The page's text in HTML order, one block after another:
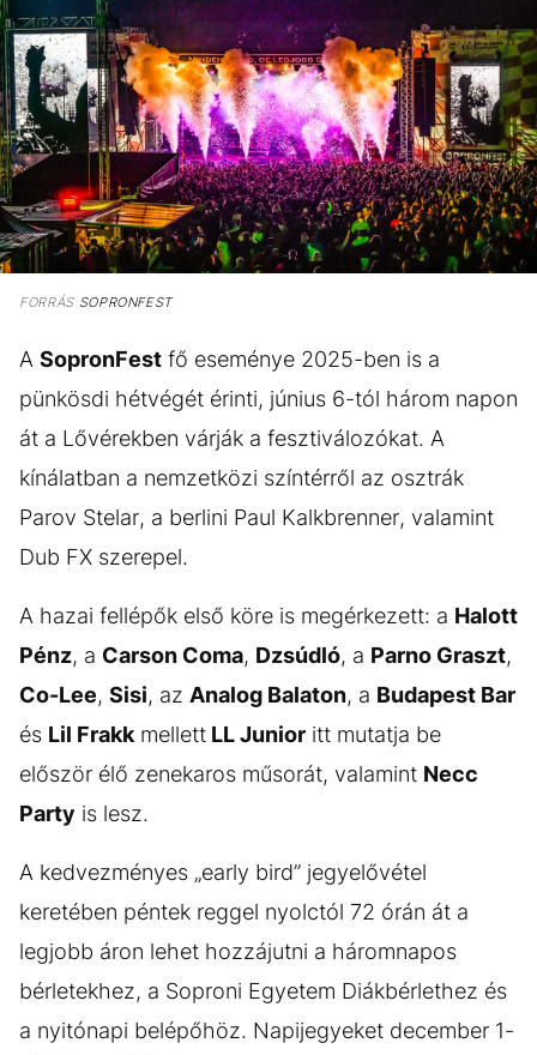
FORRÁSSOPRONFEST
A SopronFest fő eseménye 2025-ben is a
pünkösdi hétvégét érinti, június 6-tól három napon
át a Lővérekben várják a fesztiválozókat. A
kínálatban a nemzetközi színtérről az osztrák
Parov Stelar, a berlini Paul Kalkbrenner, valamint
Dub FX szerepel.
A hazai fellépők első köre is megérkezett: a Halott
Pénz, a Carson Coma, Dzsúdló, a Parno Graszt,
Co-Lee, Sisi, az Analog Balaton, a Budapest Bar
és Lil Frakk mellett LL Junior itt mutatja be
először élő zenekaros műsorát, valamint Necc
Party is lesz.
A kedvezményes „early bird” jegyelővétel
keretében péntek reggel nyolctól 72 órán át a
legjobb áron lehet hozzájutni a háromnapos
bérletekhez, a Soproni Egyetem Diákbérlethez és
a nyitónapi belépőhöz. Napijegyeket december 1-